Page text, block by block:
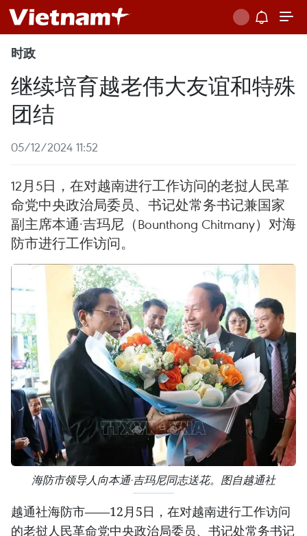
时政
继续培育越老伟大友谊和特殊
团结
05/12/2024 11:52
12月5日，在对越南进行工作访问的老挝人民革
命党中央政治局委员、书记处常务书记兼国家
副主席本通·吉玛尼（Bounthong Chitmany）对海
防市进行工作访问。
海防市领导人向本通·吉玛尼同志送花。图自越通社
越通社海防市——12月5日，在对越南进行工作访问
的老挝人民革命党中央政治局委员、书记处常务书记